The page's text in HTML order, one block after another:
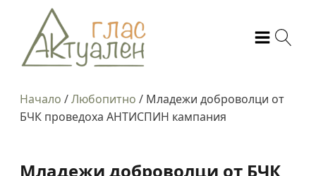
Начало /Любопитно / Младежи доброволци от
БЧК проведоха АНТИСПИН кампания
Младежи доброволци от БЧК